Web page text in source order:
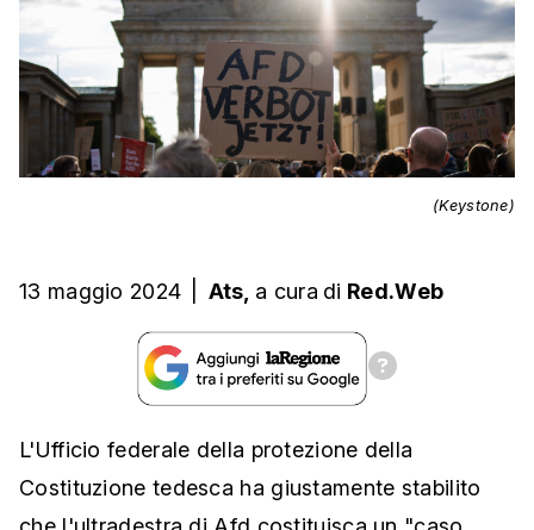
(Keystone)
13 maggio 2024 Ats, a cura di Red.Web
L'Ufficio federale della protezione della
Costituzione tedesca ha giustamente stabilito